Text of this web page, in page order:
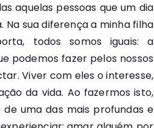
aquelas pessoas que um dia
sua diferença a minha filha
todos somos iguais: a
podemos fazer pelos nossos
Viver com eles o interesse,
da vida. Ao fazermos isto,
uma das mais profundas e